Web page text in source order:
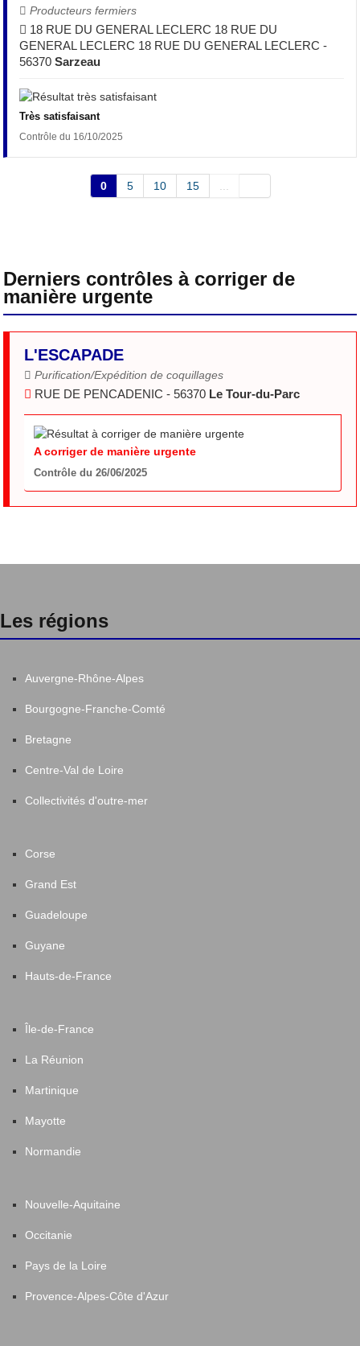
Producteurs fermiers
18 RUE DU GENERAL LECLERC 18 RUE DU
GENERAL LECLERC 18 RUE DU GENERAL LECLERC -
56370Sarzeau
Très satisfaisant
Contrôle du 16/10/2025
0 5 10 15
Derniers contrôles à corriger de
manière urgente
L'ESCAPADE
Purification/Expédition de coquillages
RUE DE PENCADENIC - 56370 Le Tour-du-Parc
A corriger de manière urgente
Contrôle du 26/06/2025
Les régions
Auvergne-Rhône-Alpes
Bourgogne-Franche-Comté
Bretagne
Centre-Val de Loire
Collectivités d'outre-mer
Corse
Grand Est
Guadeloupe
Guyane
Hauts-de-France
Île-de-France
La Réunion
Martinique
Mayotte
Normandie
Nouvelle-Aquitaine
Occitanie
Pays de la Loire
Provence-Alpes-Côte d'Azur